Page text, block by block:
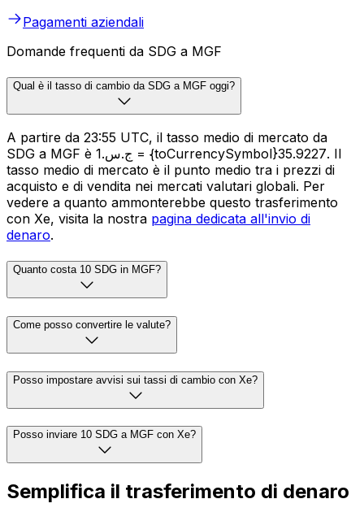
Pagamenti aziendali
Domande frequenti da SDG a MGF
Qual è il tasso di cambio da SDG a MGF oggi?
A partire da 23:55 UTC, il tasso medio di mercato da
SDG a MGF è ج.س.1 = {toCurrencySymbol}35.9227. Il
tasso medio di mercato è il punto medio tra i prezzi di
acquisto e di vendita nei mercati valutari globali. Per
vedere a quanto ammonterebbe questo trasferimento
con Xe, visita la nostra pagina dedicata all'invio di
denaro.
Quanto costa 10 SDG in MGF?
Come posso convertire le valute?
Posso impostare avvisi sui tassi di cambio con Xe?
Posso inviare 10 SDG a MGF con Xe?
Semplifica il trasferimento di denaro